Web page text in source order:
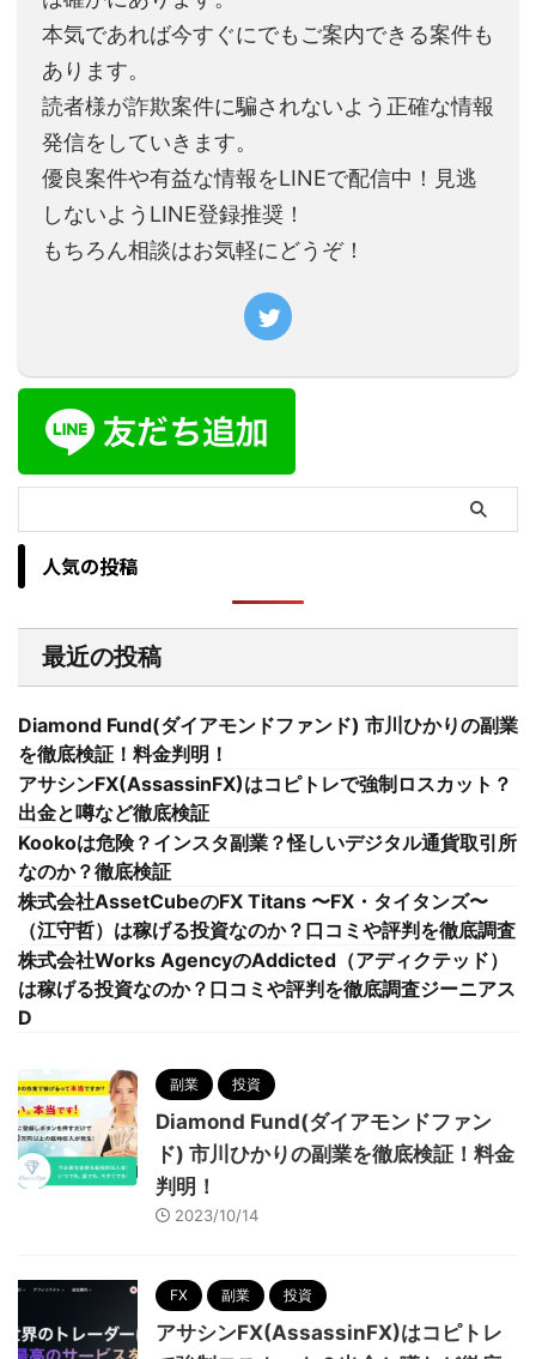
本気であれば今すぐにでもご案内できる案件も
あります。
読者様が詐欺案件に騙されないよう正確な情報
発信をしていきます。
優良案件や有益な情報をLINEで配信中！見逃
しないようLINE登録推奨！
もちろん相談はお気軽にどうぞ！
人気の投稿
最近の投稿
Diamond Fund(ダイアモンドファンド) 市川ひかりの副業
を徹底検証！料金判明！
アサシンFX(AssassinFX)はコピトレで強制ロスカット？
出金と噂など徹底検証
Kookoは危険？インスタ副業？怪しいデジタル通貨取引所
なのか？徹底検証
株式会社AssetCubeのFX Titans 〜FX・タイタンズ〜
（江守哲）は稼げる投資なのか？口コミや評判を徹底調査
株式会社Works AgencyのAddicted（アディクテッド）
は稼げる投資なのか？口コミや評判を徹底調査ジーニアス
D
副業 投資
Diamond Fund(ダイアモンドファン
ド) 市川ひかりの副業を徹底検証！料金
判明！
2023/10/14
FX 副業 投資
アサシンFX(AssassinFX)はコピトレ